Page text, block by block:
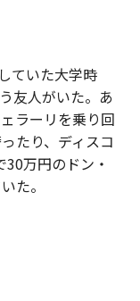
ていた大学時
友人がいた。あ
ラーリを乗り回
たり、ディスコ
万円のドン・
た。